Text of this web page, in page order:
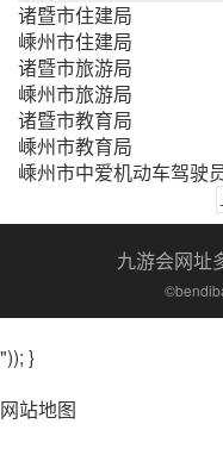
诸暨市住建局
嵊州市住建局
诸暨市旅游局
嵊州市旅游局
诸暨市教育局
嵊州市教育局
嵊州市中爱机动车驾驶
九游会网址
")); }
网站地图